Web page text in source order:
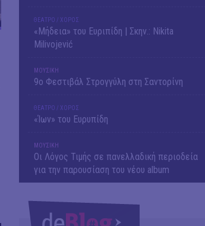
ΘΕΑΤΡΟ / ΧΟΡΟΣ
«Μήδεια» του Ευριπίδη | Σκην.: Nikita
Milivojević
ΜΟΥΣΙΚΗ
9o Φεστιβάλ Στρογγύλη στη Σαντορίνη
ΘΕΑΤΡΟ / ΧΟΡΟΣ
«Ίων» του Ευρυπίδη
ΜΟΥΣΙΚΗ
Οι Λόγος Τιμής σε πανελλαδική περιοδεία
για την παρουσίαση του νέου album